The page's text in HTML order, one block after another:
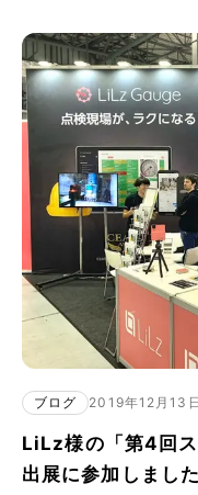
ブログ 2019年12月13日
LiLz様の「第4回ス
出展に参加しました